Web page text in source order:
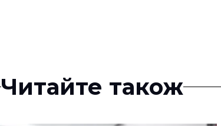
Читайте також